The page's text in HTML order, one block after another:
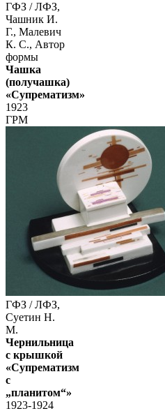
ГФЗ / ЛФЗ,
Чашник И.
Г., Малевич
К. С., Автор
формы
Чашка
(получашка)
«Супрематизм»
1923
ГРМ
ГФЗ / ЛФЗ,
Суетин Н.
М.
Чернильница
с крышкой
«Супрематизм
с
„планитом“»
1923-1924